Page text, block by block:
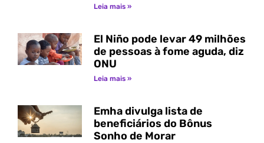
Leia mais »
El Niño pode levar 49 milhões
de pessoas à fome aguda, diz
ONU
Leia mais »
Emha divulga lista de
beneficiários do Bônus
Sonho de Morar